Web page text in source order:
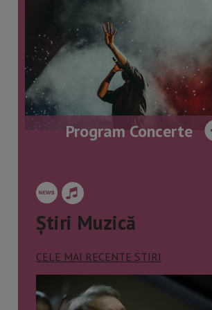
Program Concerte
Știri Muzică
CELE MAI RECENTE ȘTIRI